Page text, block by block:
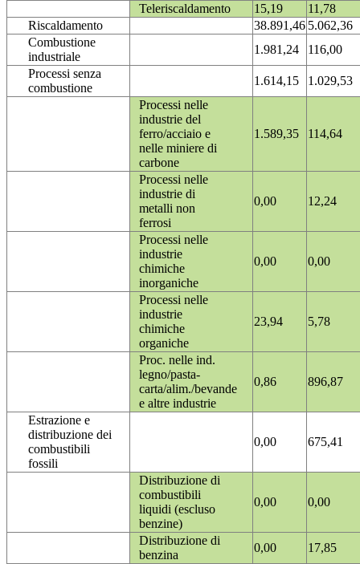
Teleriscaldamento 15,19
11,78
Riscaldamento
38.891,46 5.062,36
Combustione
industriale
1.981,24
116,00
Processi senza
combustione
1.614,15
1.029,53
Processi nelle
industrie del
ferro/acciaio e
nelle miniere di
carbone
1.589,35 114,64
Processi nelle
industrie di
metalli non
ferrosi
0,00 12,24
Processi nelle
industrie
chimiche
inorganiche
0,00 0,00
Processi nelle
industrie
chimiche
organiche
23,94 5,78
Proc. nelle ind.
legno/pasta-
carta/alim./bevande
e altre industrie
0,86 896,87
Estrazione e
distribuzione dei
combustibili
fossili
0,00 675,41
Distribuzione di
combustibili
liquidi (escluso
benzine)
0,00 0,00
Distribuzione di
benzina
0,00
17,85